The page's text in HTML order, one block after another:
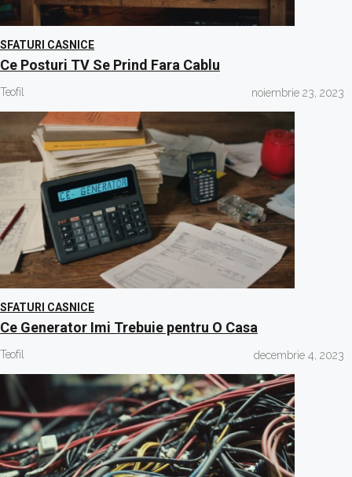
SFATURI CASNICE
Ce Posturi TV Se Prind Fara Cablu
Teofil noiembrie 23, 2023
SFATURI CASNICE
Ce Generator Imi Trebuie pentru O Casa
Teofil decembrie 4, 2023